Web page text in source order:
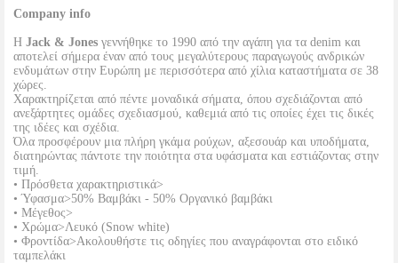
Company info
Η Jack & Jones γεννήθηκε το 1990 από την αγάπη για τα denim και
αποτελεί σήμερα έναν από τους μεγαλύτερους παραγωγούς ανδρικών
ενδυμάτων στην Ευρώπη με περισσότερα από χίλια καταστήματα σε 38
χώρες.
Χαρακτηρίζεται από πέντε μοναδικά σήματα, όπου σχεδιάζονται από
ανεξάρτητες ομάδες σχεδιασμού, καθεμιά από τις οποίες έχει τις δικές
της ιδέες και σχέδια.
Όλα προσφέρουν μια πλήρη γκάμα ρούχων, αξεσουάρ και υποδήματα,
διατηρώντας πάντοτε την ποιότητα στα υφάσματα και εστιάζοντας στην
τιμή.
• Πρόσθετα χαρακτηριστικά>
• Ύφασμα>50% Βαμβάκι - 50% Οργανικό βαμβάκι
• Μέγεθος>
• Χρώμα>Λευκό (Snow white)
• Φροντίδα>Ακολουθήστε τις οδηγίες που αναγράφονται στο ειδικό
ταμπελάκι